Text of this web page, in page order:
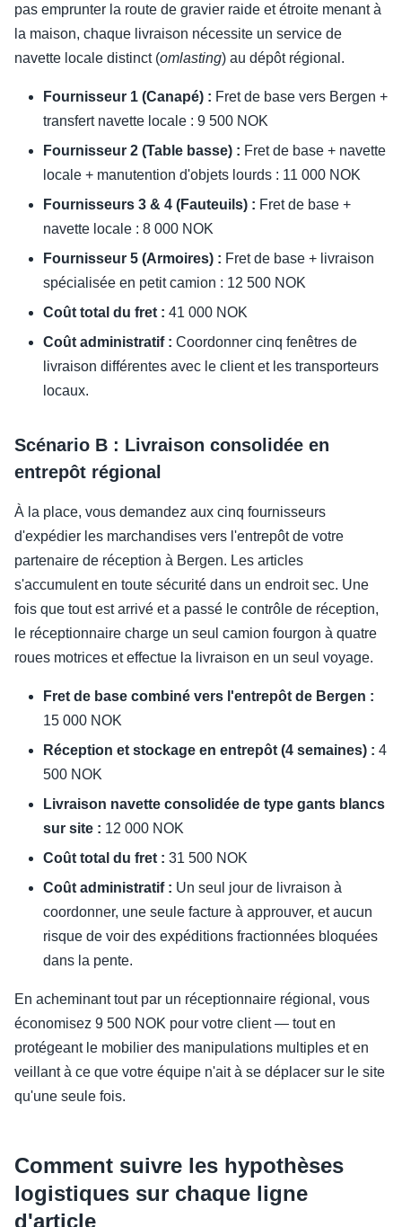
pas emprunter la route de gravier raide et étroite menant à
la maison, chaque livraison nécessite un service de
navette locale distinct (omlasting) au dépôt régional.
Fournisseur 1 (Canapé) : Fret de base vers Bergen +
transfert navette locale : 9 500 NOK
Fournisseur 2 (Table basse) : Fret de base + navette
locale + manutention d'objets lourds : 11 000 NOK
Fournisseurs 3 & 4 (Fauteuils) : Fret de base +
navette locale : 8 000 NOK
Fournisseur 5 (Armoires) : Fret de base + livraison
spécialisée en petit camion : 12 500 NOK
Coût total du fret : 41 000 NOK
Coût administratif : Coordonner cinq fenêtres de
livraison différentes avec le client et les transporteurs
locaux.
Scénario B : Livraison consolidée en
entrepôt régional
À la place, vous demandez aux cinq fournisseurs
d'expédier les marchandises vers l'entrepôt de votre
partenaire de réception à Bergen. Les articles
s'accumulent en toute sécurité dans un endroit sec. Une
fois que tout est arrivé et a passé le contrôle de réception,
le réceptionnaire charge un seul camion fourgon à quatre
roues motrices et effectue la livraison en un seul voyage.
Fret de base combiné vers l'entrepôt de Bergen :
15 000 NOK
Réception et stockage en entrepôt (4 semaines) : 4
500 NOK
Livraison navette consolidée de type gants blancs
sur site : 12 000 NOK
Coût total du fret : 31 500 NOK
Coût administratif : Un seul jour de livraison à
coordonner, une seule facture à approuver, et aucun
risque de voir des expéditions fractionnées bloquées
dans la pente.
En acheminant tout par un réceptionnaire régional, vous
économisez 9 500 NOK pour votre client — tout en
protégeant le mobilier des manipulations multiples et en
veillant à ce que votre équipe n'ait à se déplacer sur le site
qu'une seule fois.
Comment suivre les hypothèses
logistiques sur chaque ligne
d'article